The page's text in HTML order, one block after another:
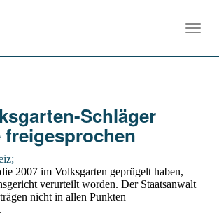
Schläger
freigesprochen
2007 im Volksgarten geprügelt haben,
verurteilt worden. Der Staatsanwalt
nicht in allen Punkten